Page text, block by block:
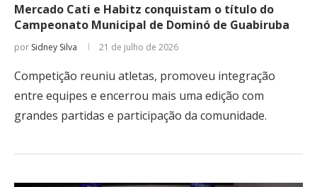
Mercado Cati e Habitz conquistam o título do
Campeonato Municipal de Dominó de Guabiruba
por Sidney Silva 21 de julho de 2026
Competição reuniu atletas, promoveu integração
entre equipes e encerrou mais uma edição com
grandes partidas e participação da comunidade.